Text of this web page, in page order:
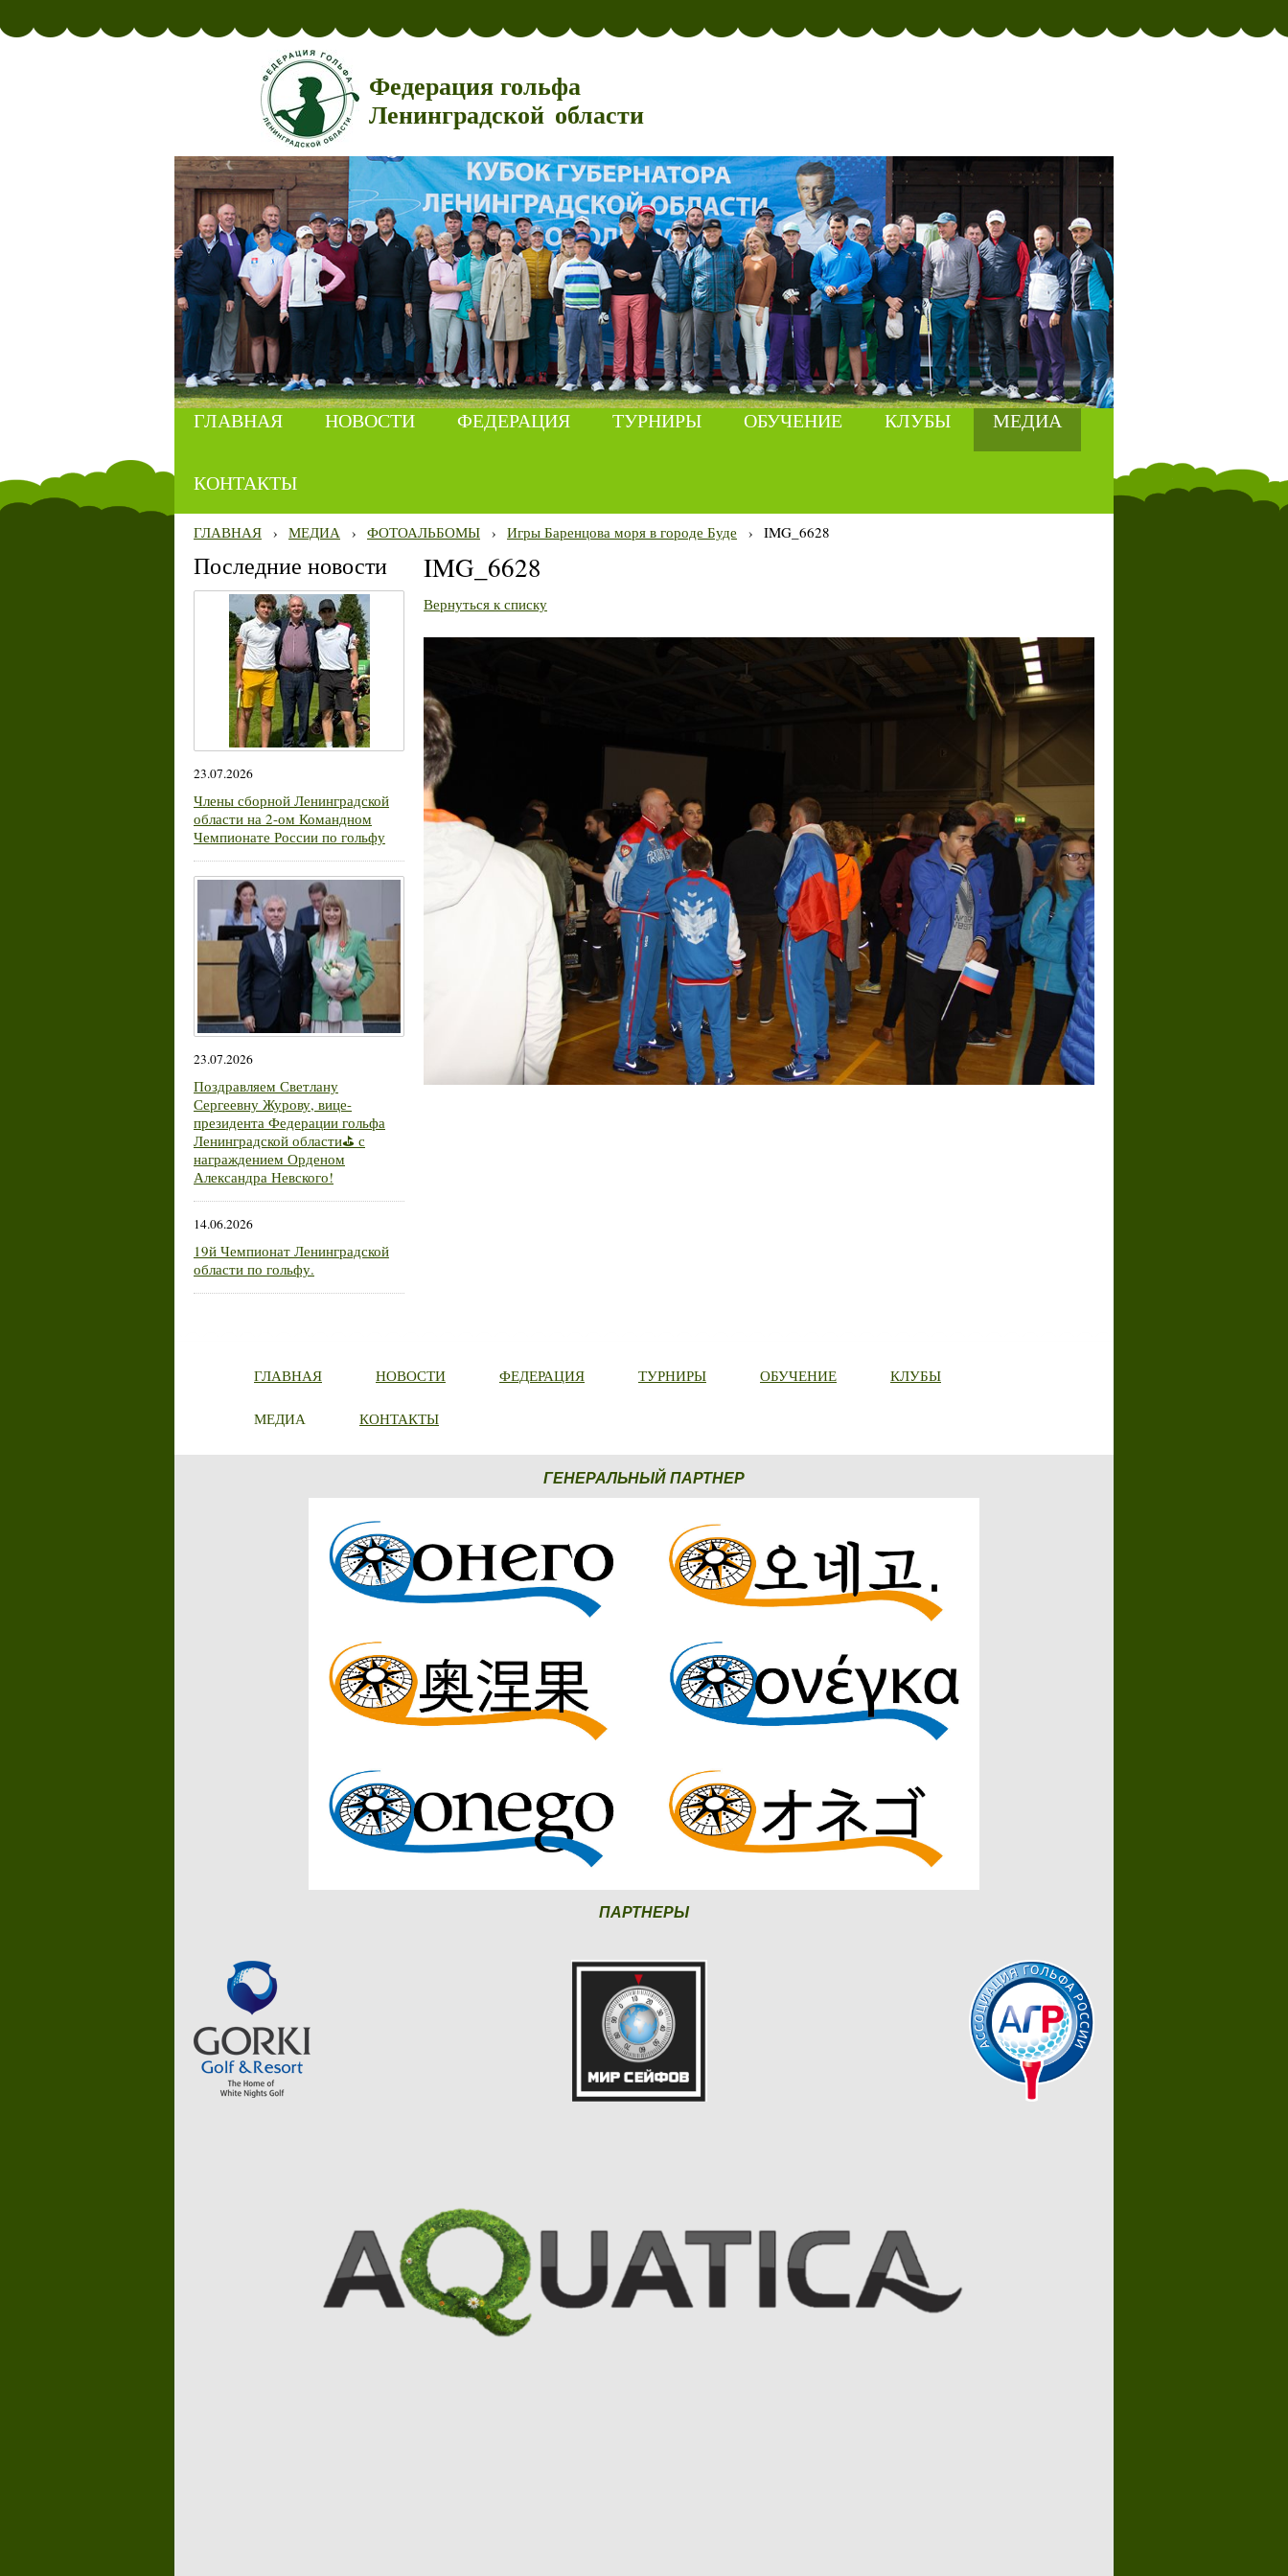
Федерация гольфа
Ленинградской области
ГЛАВНАЯ НОВОСТИ ФЕДЕРАЦИЯ ТУРНИРЫ ОБУЧЕНИЕ КЛУБЫ МЕДИА
КОНТАКТЫ
ГЛАВНАЯ › МЕДИА › ФОТОАЛЬБОМЫ › Игры Баренцова моря в городе Буде › IMG_6628
Последние новости
23.07.2026
Члены сборной Ленинградской
области на 2-ом Командном
Чемпионате России по гольфу
23.07.2026
Поздравляем Светлану
Сергеевну Журову, вице-
президента Федерации гольфа
Ленинградской области⛳ с
награждением Орденом
Александра Невского!
14.06.2026
19й Чемпионат Ленинградской
области по гольфу.
IMG_6628
Вернуться к списку
ГЛАВНАЯ НОВОСТИ ФЕДЕРАЦИЯ ТУРНИРЫ ОБУЧЕНИЕ КЛУБЫ
МЕДИА КОНТАКТЫ
ГЕНЕРАЛЬНЫЙ ПАРТНЕР
ПАРТНЕРЫ